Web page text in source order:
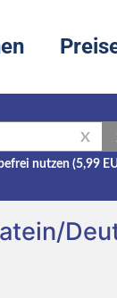
X
nutzen (5,99